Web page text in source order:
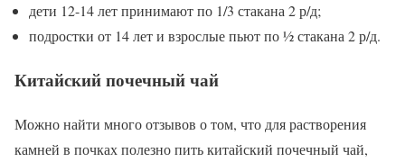
дети 12-14 лет принимают по 1/3 стакана 2 р/д;
подростки от 14 лет и взрослые пьют по ½ стакана 2 р/д.
Китайский почечный чай
Можно найти много отзывов о том, что для растворения
камней в почках полезно пить китайский почечный чай,